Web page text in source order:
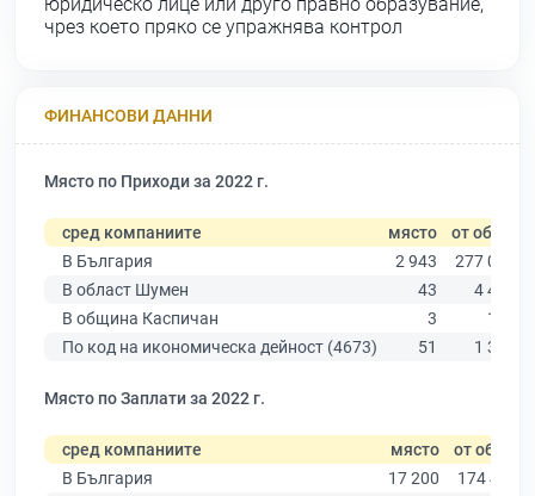
чрез което пряко се упражнява контрол
ФИНАНСОВИ ДАННИ
Място по Приходи за 2022 г.
сред компаниите място от общо
В България
2 943
277 019
В област Шумен
43
4 480
В община Каспичан
3
109
По код на икономическа дейност (4673)
51 1 350
Място по Заплати за 2022 г.
сред компаниите място от общо
В България
17 200
174 403